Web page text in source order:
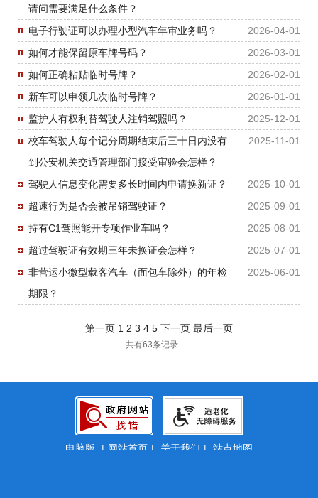
请问需要满足什么条件？
2026-04-01
电子行驶证可以办理小型汽车年审业务吗？
2026-03-01
如何才能保留原车牌号码？
2026-02-01
如何正确粘贴临时号牌？
2026-01-01
新车可以申领几次临时号牌？
2025-12-01
监护人有权利替驾驶人注销驾照吗？
2025-11-01
校车驾驶人每个记分周期结束后三十日内没有
到公安机关交通管理部门接受审验会怎样？
2025-10-01
驾驶人信息变化需要多长时间内申请换新证？
2025-09-01
超速行为是否会被吊销驾驶证？
2025-08-01
持有C1驾照能开专项作业车吗？
2025-07-01
超过驾驶证有效期三年未换证会怎样？
2025-06-01
非营运小微型载客汽车（面包车除外）的年检
期限？
第一页 1 2 3 4 5 下一页 最后一页
共有63条记录
电脑版 | 网站首页 | 关于我们 | 站点地图